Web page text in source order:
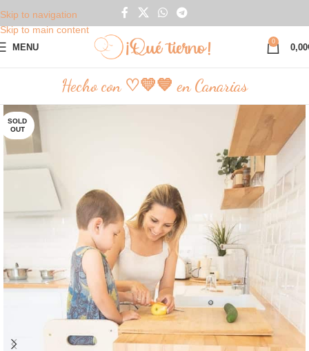
Skip to navigation
Skip to main content
MENU
0
0,00
Hecho con ♡💛💙 en Canarias
SOLD
OUT